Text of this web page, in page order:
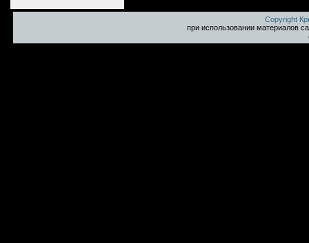
Copyright
при использовании материалов